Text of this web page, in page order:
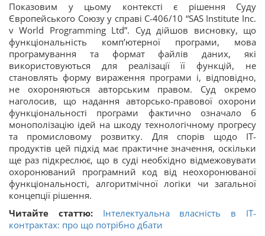
Показовим у цьому контексті є рішення Суду
Європейського Союзу у справі C-406/10 “SAS Institute Inc.
v World Programming Ltd”. Суд дійшов висновку, що
функціональність комп’ютерної програми, мова
програмування та формат файлів даних, які
використовуються для реалізації її функцій, не
становлять форму вираження програми і, відповідно,
не охороняються авторським правом. Суд окремо
наголосив, що надання авторсько-правової охорони
функціональності програми фактично означало б
монополізацію ідей на шкоду технологічному прогресу
та промисловому розвитку. Для спорів щодо ІТ-
продуктів цей підхід має практичне значення, оскільки
ще раз підкреслює, що в суді необхідно відмежовувати
охоронюваний програмний код від неохоронюваної
функціональності, алгоритмічної логіки чи загальної
концепції рішення.
Читайте статтю: Інтелектуальна власність в IT-
контрактах: про що потрібно дбати